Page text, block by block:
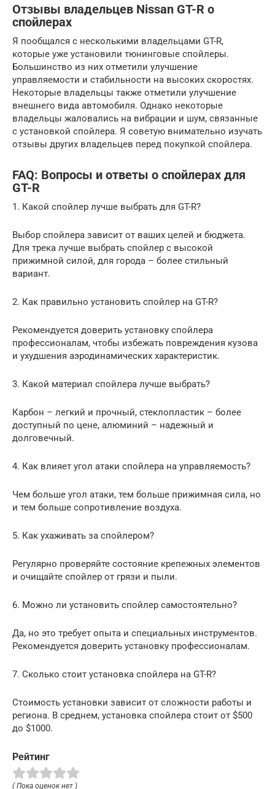
Отзывы владельцев Nissan GT-R о
спойлерах
Я пообщался с несколькими владельцами GT-R,
которые уже установили тюнинговые спойлеры.
Большинство из них отметили улучшение
управляемости и стабильности на высоких скоростях.
Некоторые владельцы также отметили улучшение
внешнего вида автомобиля. Однако некоторые
владельцы жаловались на вибрации и шум, связанные
с установкой спойлера. Я советую внимательно изучать
отзывы других владельцев перед покупкой спойлера.
FAQ: Вопросы и ответы о спойлерах для
GT-R
1. Какой спойлер лучше выбрать для GT-R?
Выбор спойлера зависит от ваших целей и бюджета.
Для трека лучше выбрать спойлер с высокой
прижимной силой, для города – более стильный
вариант.
2. Как правильно установить спойлер на GT-R?
Рекомендуется доверить установку спойлера
профессионалам, чтобы избежать повреждения кузова
и ухудшения аэродинамических характеристик.
3. Какой материал спойлера лучше выбрать?
Карбон – легкий и прочный, стеклопластик – более
доступный по цене, алюминий – надежный и
долговечный.
4. Как влияет угол атаки спойлера на управляемость?
Чем больше угол атаки, тем больше прижимная сила, но
и тем больше сопротивление воздуха.
5. Как ухаживать за спойлером?
Регулярно проверяйте состояние крепежных элементов
и очищайте спойлер от грязи и пыли.
6. Можно ли установить спойлер самостоятельно?
Да, но это требует опыта и специальных инструментов.
Рекомендуется доверить установку профессионалам.
7. Сколько стоит установка спойлера на GT-R?
Стоимость установки зависит от сложности работы и
региона. В среднем, установка спойлера стоит от $500
до $1000.
Рейтинг
( Пока оценок нет )